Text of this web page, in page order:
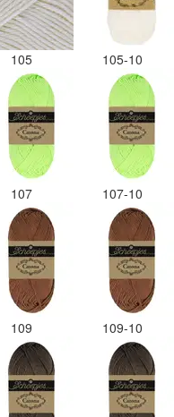
105 105-10
107 107-10
109 109-10